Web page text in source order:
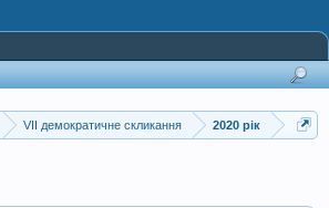
VII демократичне скликання 2020 рік